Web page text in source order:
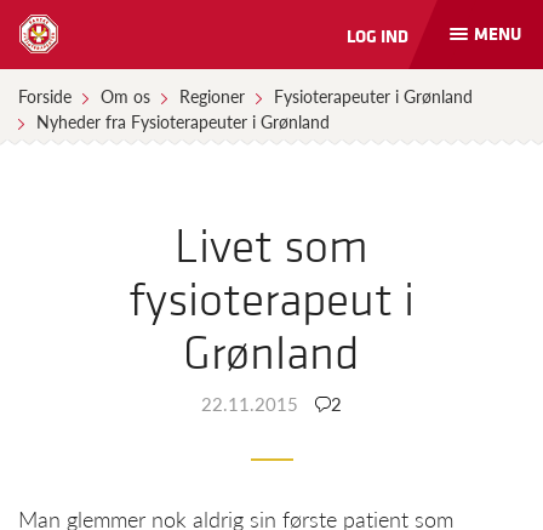
Åbn
og
MENU
LOG IND
Forside Om os Regioner
Fysioterapeuter i Grønland
Nyheder fra Fysioterapeuter i Grønland
Livet som
fysioterapeut i
Grønland
22.11.2015 2
Man glemmer nok aldrig sin første patient som